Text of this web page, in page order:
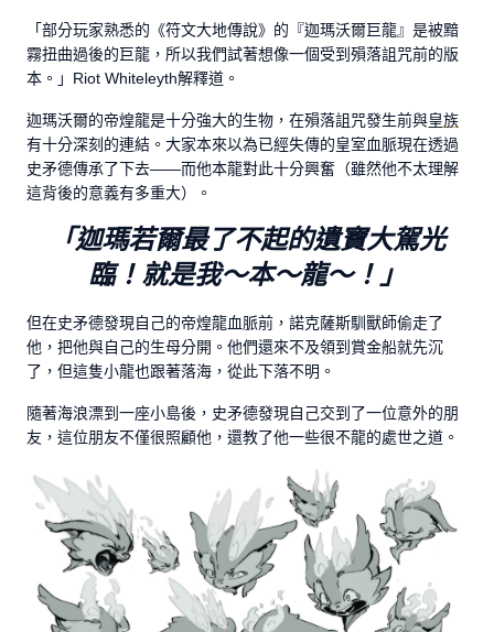
「部分玩家熟悉的《符文大地傳說》的『迦瑪沃爾巨龍』是被黯
霧扭曲過後的巨龍，所以我們試著想像一個受到殞落詛咒前的版
本。」Riot Whiteleyth解釋道。
迦瑪沃爾的帝煌龍是十分強大的生物，在殞落詛咒發生前與皇族
有十分深刻的連結。大家本來以為已經失傳的皇室血脈現在透過
史矛德傳承了下去——而他本龍對此十分興奮（雖然他不太理解
這背後的意義有多重大）。
「迦瑪若爾最了不起的遺寶大駕光
臨！就是我～本～龍～！ 」
但在史矛德發現自己的帝煌龍血脈前，諾克薩斯馴獸師偷走了
他，把他與自己的生母分開。他們還來不及領到賞金船就先沉
了，但這隻小龍也跟著落海，從此下落不明。
隨著海浪漂到一座小島後，史矛德發現自己交到了一位意外的朋
友，這位朋友不僅很照顧他，還教了他一些很不龍的處世之道。